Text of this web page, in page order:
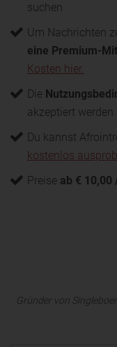
suchen
Um Nachrichten
eine Premium-
Kosten hier.
Die
akzeptiert werden
Du kannst
kostenlos
Preise ab € 10,00
Gründer von